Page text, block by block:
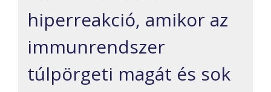
hiperreakció, amikor az
immunrendszer
túlpörgeti magát és sok